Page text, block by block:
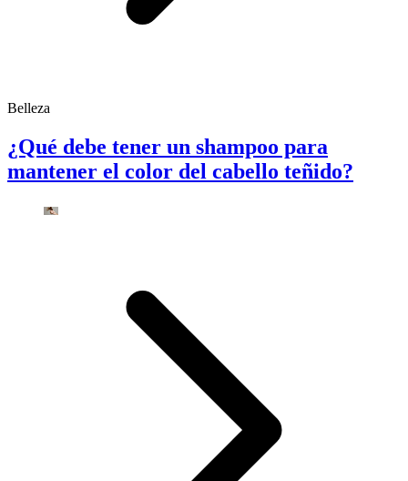
Belleza
¿Qué debe tener un shampoo para
mantener el color del cabello teñido?